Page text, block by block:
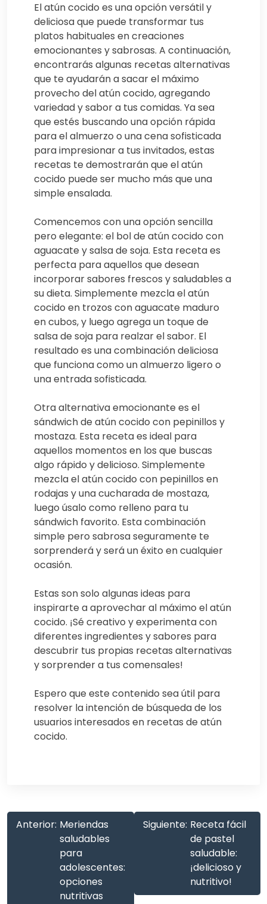
El atún cocido es una opción versátil y
deliciosa que puede transformar tus
platos habituales en creaciones
emocionantes y sabrosas. A continuación,
encontrarás algunas recetas alternativas
que te ayudarán a sacar el máximo
provecho del atún cocido, agregando
variedad y sabor a tus comidas. Ya sea
que estés buscando una opción rápida
para el almuerzo o una cena sofisticada
para impresionar a tus invitados, estas
recetas te demostrarán que el atún
cocido puede ser mucho más que una
simple ensalada.
Comencemos con una opción sencilla
pero elegante: el bol de atún cocido con
aguacate y salsa de soja. Esta receta es
perfecta para aquellos que desean
incorporar sabores frescos y saludables a
su dieta. Simplemente mezcla el atún
cocido en trozos con aguacate maduro
en cubos, y luego agrega un toque de
salsa de soja para realzar el sabor. El
resultado es una combinación deliciosa
que funciona como un almuerzo ligero o
una entrada sofisticada.
Otra alternativa emocionante es el
sándwich de atún cocido con pepinillos y
mostaza. Esta receta es ideal para
aquellos momentos en los que buscas
algo rápido y delicioso. Simplemente
mezcla el atún cocido con pepinillos en
rodajas y una cucharada de mostaza,
luego úsalo como relleno para tu
sándwich favorito. Esta combinación
simple pero sabrosa seguramente te
sorprenderá y será un éxito en cualquier
ocasión.
Estas son solo algunas ideas para
inspirarte a aprovechar al máximo el atún
cocido. ¡Sé creativo y experimenta con
diferentes ingredientes y sabores para
descubrir tus propias recetas alternativas
y sorprender a tus comensales!
Espero que este contenido sea útil para
resolver la intención de búsqueda de los
usuarios interesados en recetas de atún
cocido.
Anterior: Meriendas
saludables
para
adolescentes:
opciones
nutritivas
Siguiente: Receta fácil
de pastel
saludable:
¡delicioso y
nutritivo!